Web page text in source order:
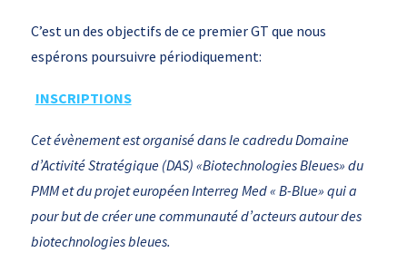
C’est un des objectifs de ce premier GT que nous
espérons poursuivre périodiquement:
INSCRIPTIONS
Cet évènement est organisé dans le cadredu Domaine
d’Activité Stratégique (DAS) «Biotechnologies Bleues» du
PMM et du projet européen Interreg Med « B-Blue» qui a
pour but de créer une communauté d’acteurs autour des
biotechnologies bleues.